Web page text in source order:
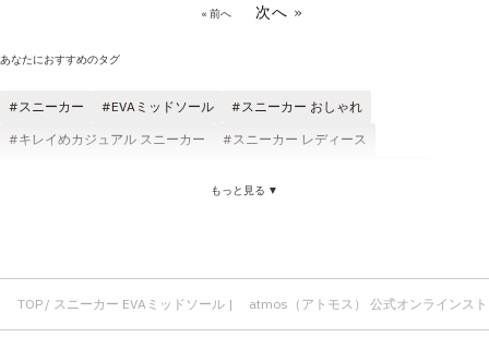
« 前へ 次へ »
あなたにおすすめのタグ
スニーカー EVAミッドソール
スニーカー おしゃれ
キレイめカジュアル スニーカー
スニーカー レディース
クイックレース EVAミッドソール
もっと見る ▼
TOP スニーカー EVAミッドソール | atmos（アトモス） 公式オンラインス